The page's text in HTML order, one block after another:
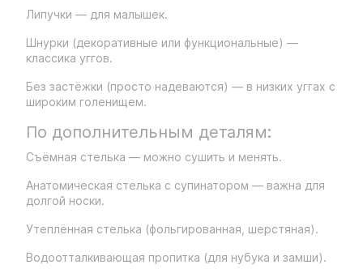
Липучки — для малышек.
Шнурки (декоративные или функциональные) —
классика уггов.
Без застёжки (просто надеваются) — в низких уггах с
широким голенищем.
По дополнительным деталям:
Съёмная стелька — можно сушить и менять.
Анатомическая стелька с супинатором — важна для
долгой носки.
Утеплённая стелька (фольгированная, шерстяная).
Водоотталкивающая пропитка (для нубука и замши).